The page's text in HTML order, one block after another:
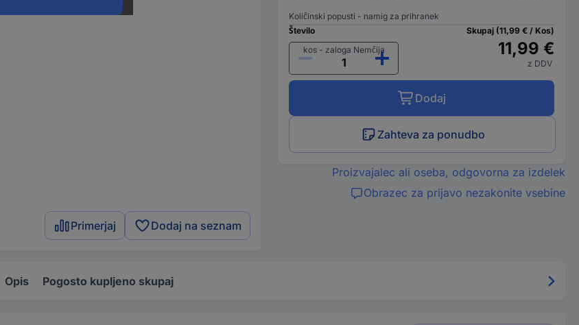
Primerjaj Dodaj na seznam
Količinski popusti - namig za prihranek
Število
kos - zaloga Nemčija
Skupaj (11,99 € / Kos)
11,99 €
z DDV
Dodaj
Zahteva za ponudbo
Proizvajalec ali oseba, odgovorna za izdelek
Obrazec za prijavo nezakonite vsebine
Opis Pogosto kupljeno skupaj